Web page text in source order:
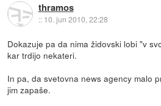
thramos
:: 10. jun 2010, 22:28
Dokazuje pa da nima židovski lobi "v
kar trdijo nekateri.
In pa, da svetovna news agency malo
jim zapaše.